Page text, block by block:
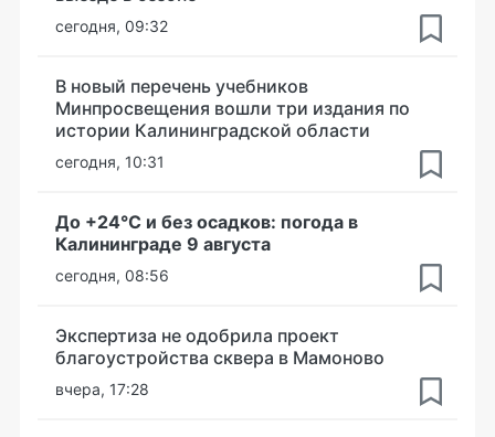
сегодня, 09:32
В новый перечень учебников
Минпросвещения вошли три издания по
истории Калининградской области
сегодня, 10:31
До +24°С и без осадков: погода в
Калининграде 9 августа
сегодня, 08:56
Экспертиза не одобрила проект
благоустройства сквера в Мамоново
вчера, 17:28